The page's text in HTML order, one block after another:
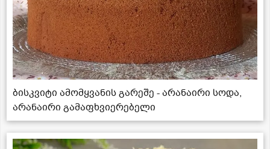
ბისკვიტი ამომყვანის გარეშე - არანაირი სოდა,
არანაირი გამაფხვიერებელი